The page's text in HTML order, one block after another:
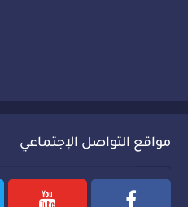
مواقع التواصل الإجتماعي